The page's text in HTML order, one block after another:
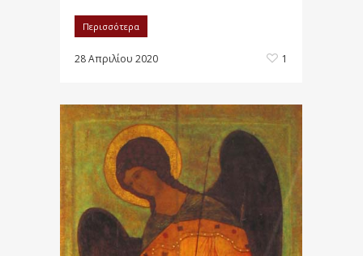
Περισσότερα
28 Απριλίου 2020 1